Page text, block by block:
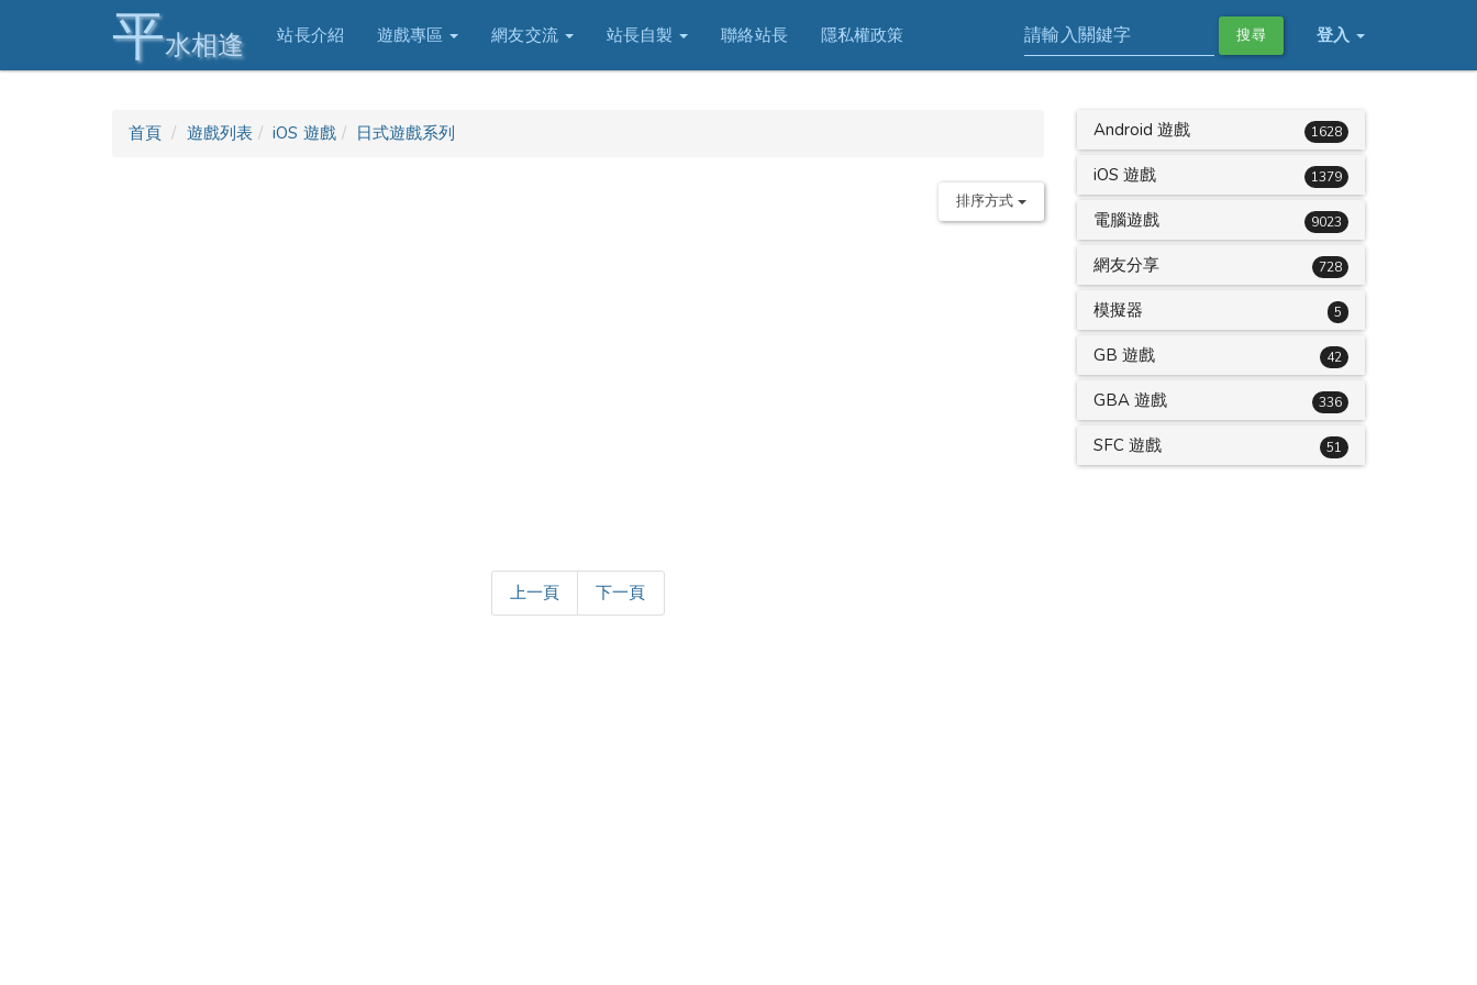
平水相逢 站長介紹 遊戲專區 網友交流 站長自製 聯絡站長 隱私權政策 登入
搜尋
首頁 遊戲列表 iOS 遊戲 日式遊戲系列
排序方式
上一頁 下一頁
Android 遊戲 1628
iOS 遊戲 1379
電腦遊戲 9023
網友分享 728
模擬器 5
GB 遊戲 42
GBA 遊戲 336
SFC 遊戲 51